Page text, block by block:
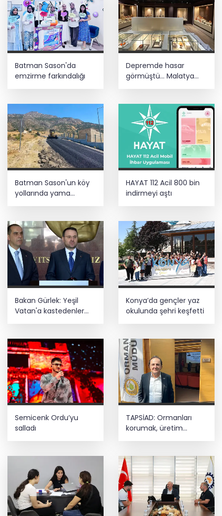
Batman Sason'da
emzirme farkındalığı
Depremde hasar
görmüştü... Malatya
Arkeoloji Müzesi
Batman Sason'un köy
yollarında yama
çalışmaları sürüyor
HAYAT 112 Acil 800 bin
indirmeyi aştı
Bakan Gürlek: Yeşil
Vatan'a kastedenler
Konya’da gençler yaz
okulunda şehri keşfetti
Semicenk Ordu’yu
salladı
TAPSİAD: Ormanları
korumak, üretim
gücünü korumaktır